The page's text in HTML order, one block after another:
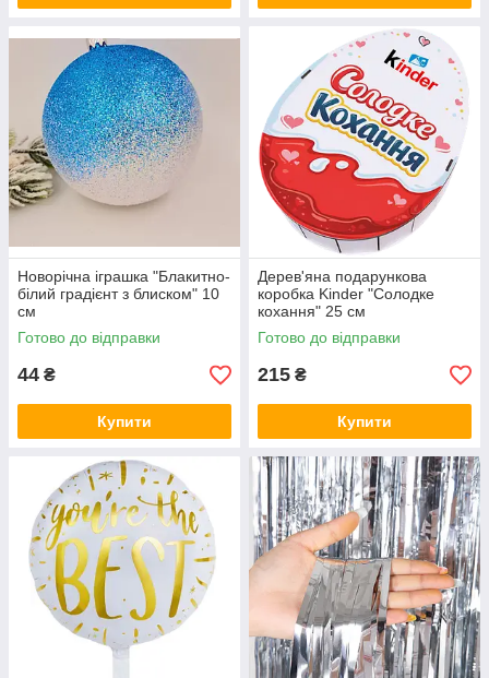
Новорічна іграшка "Блакитно-
білий градієнт з блиском" 10
см
Готово до відправки
44 ₴
Купити
Дерев'яна подарункова
коробка Kinder "Солодке
кохання" 25 см
Готово до відправки
215 ₴
Купити